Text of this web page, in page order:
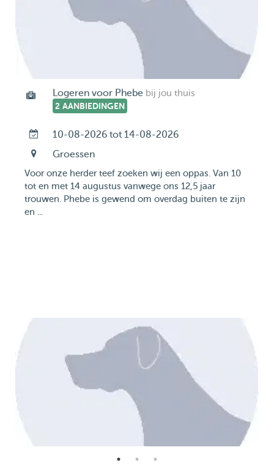
Logeren voor Phebe bij jou thuis
2 AANBIEDINGEN
10-08-2026 tot 14-08-2026
Groessen
Voor onze herder teef zoeken wij een oppas. Van 10
tot en met 14 augustus vanwege ons 12,5 jaar
trouwen. Phebe is gewend om overdag buiten te zijn
en ...